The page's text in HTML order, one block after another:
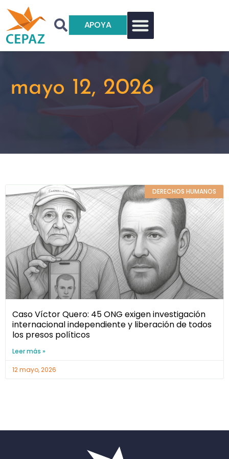
APOYA
mayo 12, 2026
DERECHOS HUMANOS
Caso Víctor Quero: 45 ONG exigen investigación
internacional independiente y liberación de todos
los presos políticos
Leer más »
12 mayo, 2026